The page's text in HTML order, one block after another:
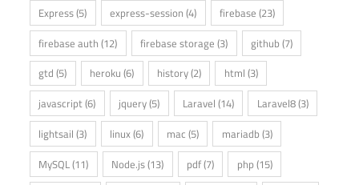
Express(5) express-session (4) firebase (23)
firebase auth (12) firebase storage (3) github (7)
gtd (5) heroku (6) history(2) html (3)
javascript(6) jquery(5) Laravel (14) Laravel8(3)
lightsail (3) linux(6) mac (5) mariadb (3)
MySQL(11) Node.js(13) pdf(7) php(15)